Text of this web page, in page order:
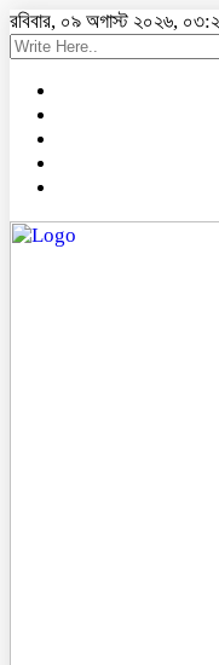
রবিবার, ০৯ অগাস্ট ২০২৬,